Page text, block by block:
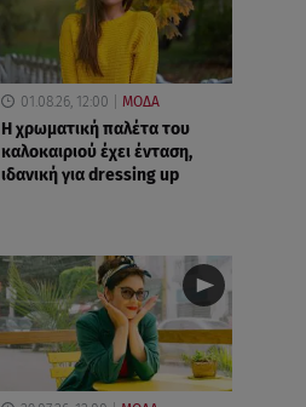
01.08.26, 12:00 ΜΟΔΑ
Η χρωματική παλέτα του
καλοκαιριού έχει ένταση,
ιδανική για dressing up